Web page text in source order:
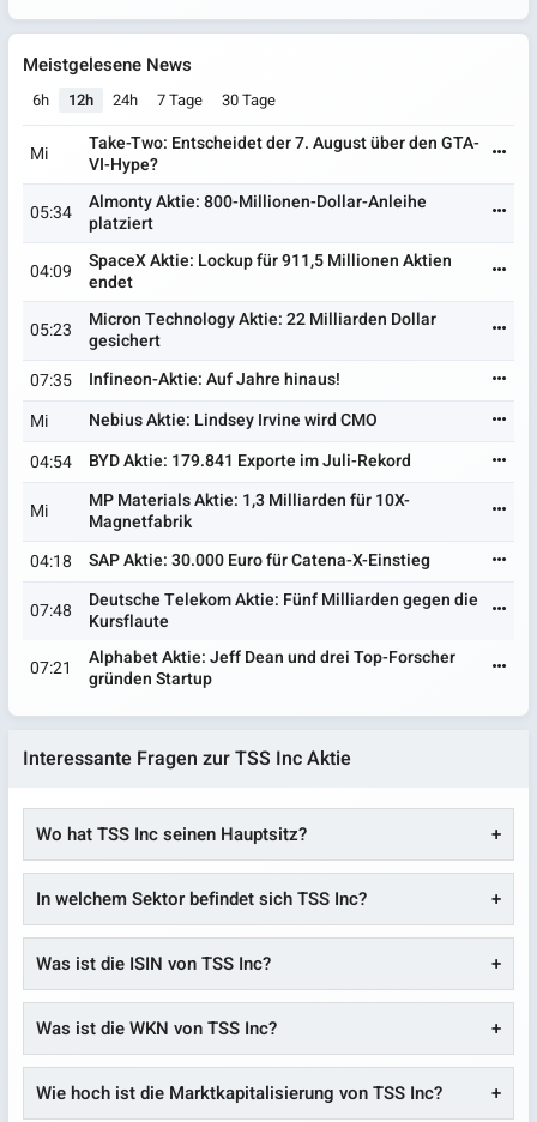
Meistgelesene News
6h 12h 24h 7 Tage 30 Tage
Mi
Take-Two: Entscheidet der 7. August über den GTA-
VI-Hype?
05:34
Almonty Aktie: 800-Millionen-Dollar-Anleihe
platziert
04:09
SpaceX Aktie: Lockup für 911,5 Millionen Aktien
endet
05:23
Micron Technology Aktie: 22 Milliarden Dollar
gesichert
07:35
Infineon-Aktie: Auf Jahre hinaus!
Mi
Nebius Aktie: Lindsey Irvine wird CMO
04:54
BYD Aktie: 179.841 Exporte im Juli-Rekord
Mi
MP Materials Aktie: 1,3 Milliarden für 10X-
Magnetfabrik
04:18
SAP Aktie: 30.000 Euro für Catena-X-Einstieg
07:48
Deutsche Telekom Aktie: Fünf Milliarden gegen die
Kursflaute
07:21
Alphabet Aktie: Jeff Dean und drei Top-Forscher
gründen Startup
Interessante Fragen zur TSS Inc Aktie
Wo hat TSS Inc seinen Hauptsitz?
In welchem Sektor befindet sich TSS Inc?
Was ist die ISIN von TSS Inc?
Was ist die WKN von TSS Inc?
Wie hoch ist die Marktkapitalisierung von TSS Inc?